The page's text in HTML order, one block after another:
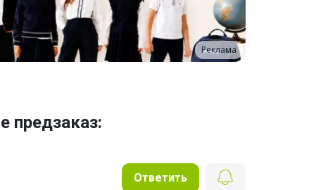
Реклама
предзаказ:
Ответить